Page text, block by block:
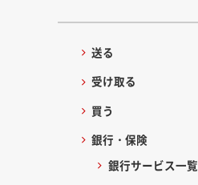
送る
受け取る
買う
銀行・保険
銀行サービス一覧